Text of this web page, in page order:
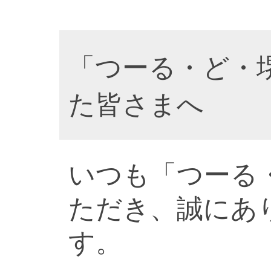
「つーる・ど
た皆さまへ
いつも「つーる
ただき、誠にあ
す。